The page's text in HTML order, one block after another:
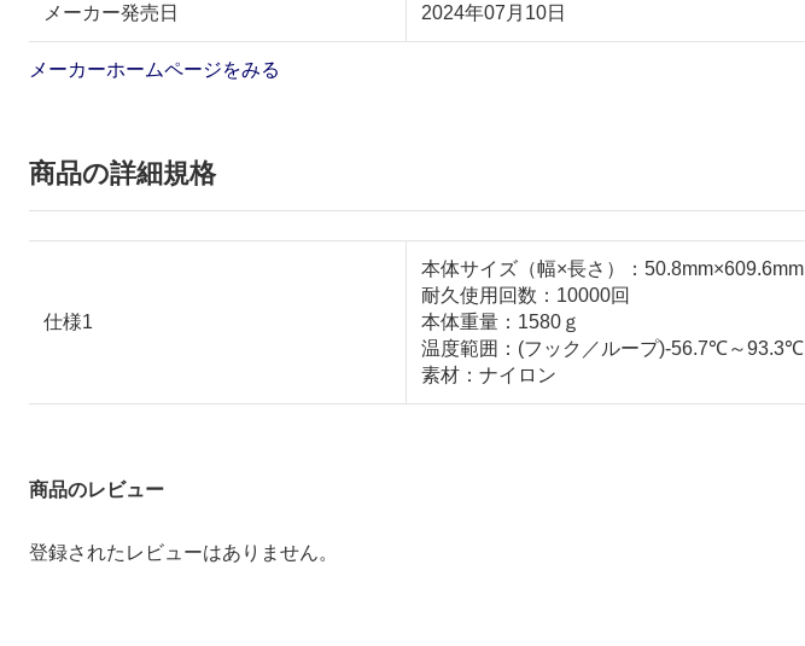
メーカー発売日 2024年07月10日
メーカーホームページをみる
商品の詳細規格
仕様1
本体サイズ（幅×長さ）：50.8mm×609.6mm
耐久使用回数：10000回
本体重量：1580ｇ
温度範囲：(フック／ループ)-56.7℃～93.3℃
素材：ナイロン
商品のレビュー
登録されたレビューはありません。